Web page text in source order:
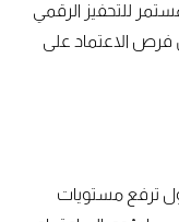
للتحفيز الرقمي
فرص الاعتماد على
ترفع مستويات